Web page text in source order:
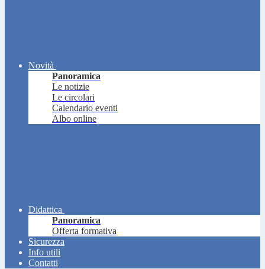
Novità
Panoramica
Le notizie
Le circolari
Calendario eventi
Albo online
Didattica
Panoramica
Offerta formativa
Sicurezza
Info utili
Contatti